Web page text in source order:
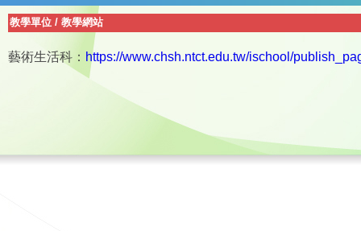
教學單位 / 教學網站
藝術生活科： https://www.chsh.ntct.edu.tw/ischool/